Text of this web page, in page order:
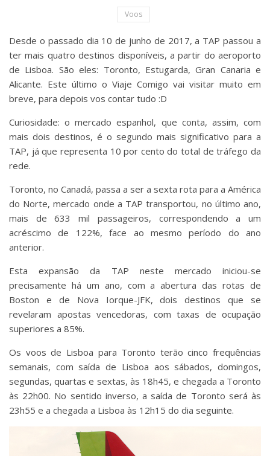
Voos
Desde o passado dia 10 de junho de 2017, a TAP passou a
ter mais quatro destinos disponíveis, a partir do aeroporto
de Lisboa. São eles: Toronto, Estugarda, Gran Canaria e
Alicante. Este último o Viaje Comigo vai visitar muito em
breve, para depois vos contar tudo :D
Curiosidade: o mercado espanhol, que conta, assim, com
mais dois destinos, é o segundo mais significativo para a
TAP, já que representa 10 por cento do total de tráfego da
rede.
Toronto, no Canadá, passa a ser a sexta rota para a América
do Norte, mercado onde a TAP transportou, no último ano,
mais de 633 mil passageiros, correspondendo a um
acréscimo de 122%, face ao mesmo período do ano
anterior.
Esta expansão da TAP neste mercado iniciou-se
precisamente há um ano, com a abertura das rotas de
Boston e de Nova Iorque-JFK, dois destinos que se
revelaram apostas vencedoras, com taxas de ocupação
superiores a 85%.
Os voos de Lisboa para Toronto terão cinco frequências
semanais, com saída de Lisboa aos sábados, domingos,
segundas, quartas e sextas, às 18h45, e chegada a Toronto
às 22h00. No sentido inverso, a saída de Toronto será às
23h55 e a chegada a Lisboa às 12h15 do dia seguinte.